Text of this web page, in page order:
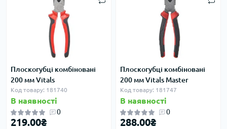
Плоскогубці комбіновані
200 мм Vitals
Код товару: 181740
В наявності
0
219.00₴
Плоскогубці комбіновані
200 мм Vitals Master
Код товару: 181747
В наявності
0
288.00₴